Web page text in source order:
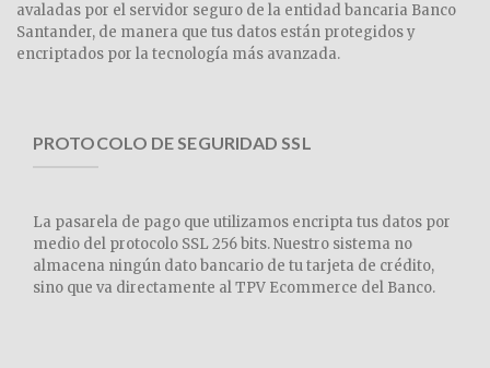
avaladas por el servidor seguro de la entidad bancaria Banco
Santander, de manera que tus datos están protegidos y
encriptados por la tecnología más avanzada.
PROTOCOLO DE SEGURIDAD SSL
La pasarela de pago que utilizamos encripta tus datos por
medio del protocolo SSL 256 bits. Nuestro sistema no
almacena ningún dato bancario de tu tarjeta de crédito,
sino que va directamente al TPV Ecommerce del Banco.